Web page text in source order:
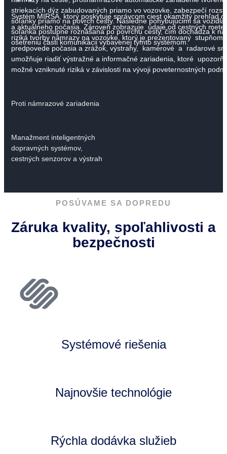
striekacích dýz zabudovaných priamo vo vozovke, zabezpečí
soľanky priamo na povrch cesty. Následne pohybujúcimi sa
soľanka postupne roznášaná po povrchu cesty, čím dochádza k
ošetreniu časti komunikácii vybavenej týmto systémom.
Systém MIRSA, ktorý poskytuje správcom ciest okamžitý prehľad o
a aktuálneho počasia. Zároveň zobrazuje údaje od cestných
riziká tvorby námrazy na vozovke, ktorý je prezentovaný stupňom
predpovede počasia a zrážok, výstrahy, kamerové a radarové
umožňuje riadiť výstražné a informačné zariadenia, ktoré
možné vzniknuté riziká v závislosti na vývoji poveternostných
Proti námrazové zariadenia
Manažment inteligentných
dopravných systémov,
cestných senzorov a výstrah
POSÚVAME SA DOPREDU
Záruka kvality, spoľahlivosti a
bezpečnosti
Systémové riešenia
Najnovšie technológie
Rýchla dodávka služieb